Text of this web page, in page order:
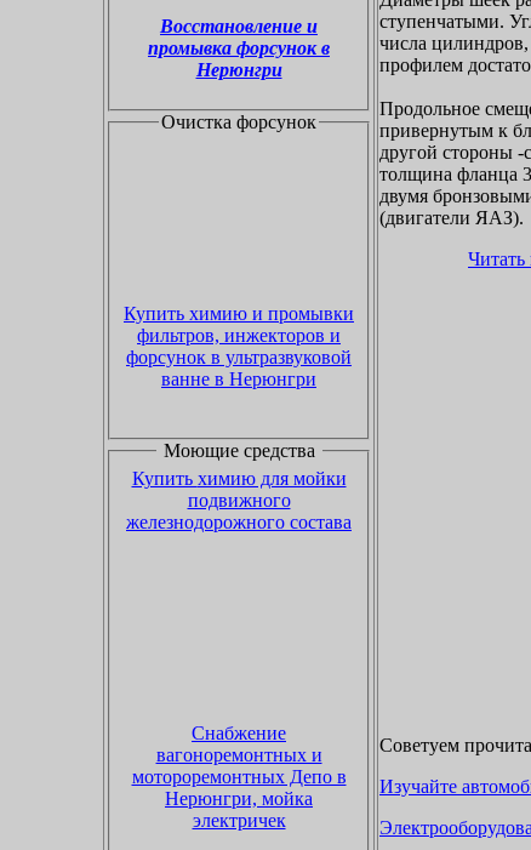
Восстановление и
промывка форсунок в
Нерюнгри
Очистка форсунок
Купить химию и промывки
фильтров, инжекторов и
форсунок в ультразвуковой
ванне в Нерюнгри
Моющие средства
Купить химию для мойки
подвижного
железнодорожного состава
Снабжение
вагоноремонтных и
мотороремонтных Депо в
Нерюнгри, мойка
электричек
ступенчатыми.
числа
профилем
Продольное
привернутым к
другой стороны -
толщина фланца
двумя
(двигатели ЯАЗ).
Советуем
Изучайте